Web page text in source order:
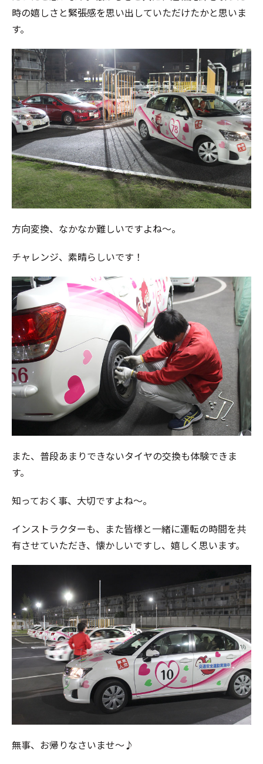
時の嬉しさと緊張感を思い出していただけたかと思いま
す。
方向変換、なかなか難しいですよね～。
チャレンジ、素晴らしいです！
また、普段あまりできないタイヤの交換も体験できま
す。
知っておく事、大切ですよね～。
インストラクターも、また皆様と一緒に運転の時間を共
有させていただき、懐かしいですし、嬉しく思います。
無事、お帰りなさいませ～♪